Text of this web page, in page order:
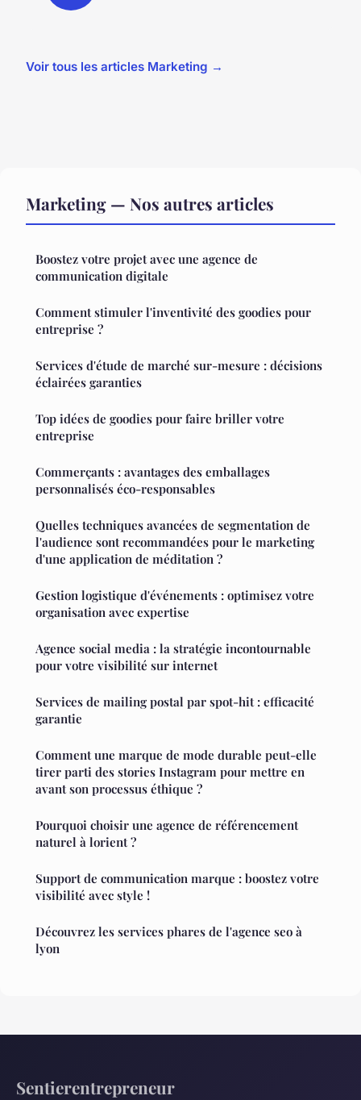
Voir tous les articles Marketing →
Marketing — Nos autres articles
Boostez votre projet avec une agence de
communication digitale
Comment stimuler l'inventivité des goodies pour
entreprise ?
Services d'étude de marché sur-mesure : décisions
éclairées garanties
Top idées de goodies pour faire briller votre
entreprise
Commerçants : avantages des emballages
personnalisés éco-responsables
Quelles techniques avancées de segmentation de
l'audience sont recommandées pour le marketing
d'une application de méditation ?
Gestion logistique d'événements : optimisez votre
organisation avec expertise
Agence social media : la stratégie incontournable
pour votre visibilité sur internet
Services de mailing postal par spot-hit : efficacité
garantie
Comment une marque de mode durable peut-elle
tirer parti des stories Instagram pour mettre en
avant son processus éthique ?
Pourquoi choisir une agence de référencement
naturel à lorient ?
Support de communication marque : boostez votre
visibilité avec style !
Découvrez les services phares de l'agence seo à
lyon
Sentierentrepreneur